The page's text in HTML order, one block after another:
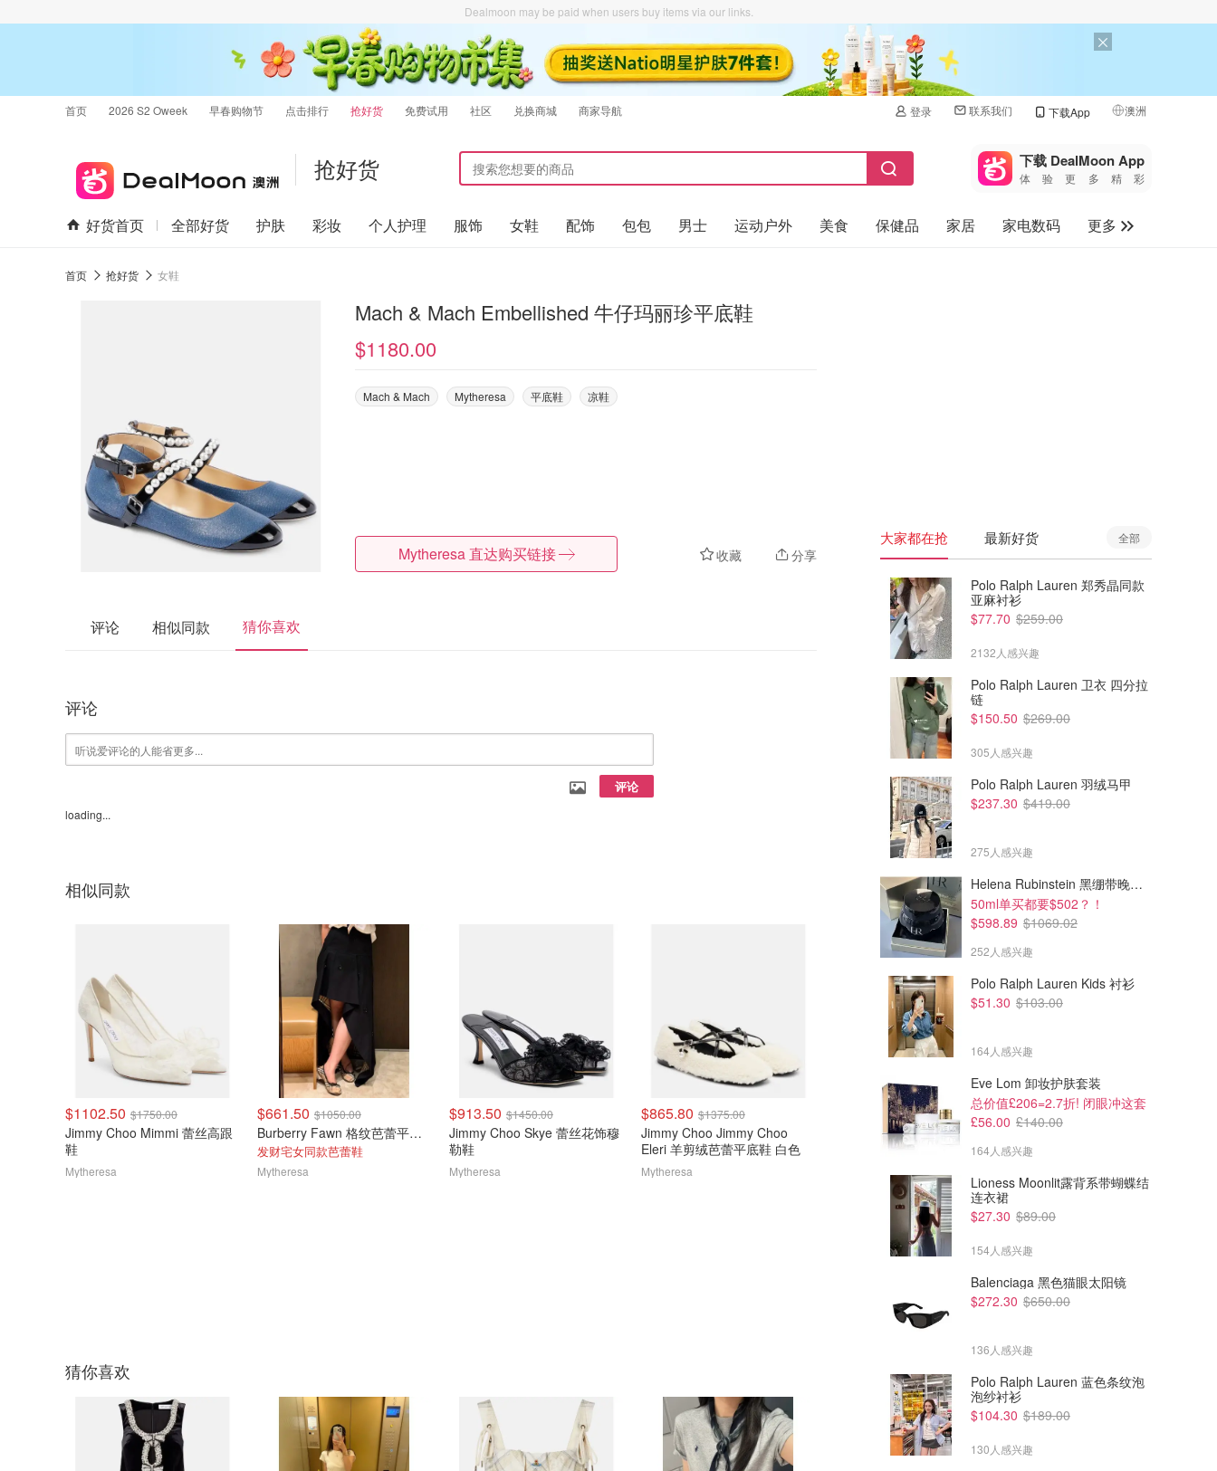
Dealmoon may be paid when users buy items via our links.
首页 2026 S2 Oweek 早春购物节 点击排行 抢好货 免费试用 社区 兑换商城 商家导航 登录 联系我们 下载App 澳洲
🇺🇸
🇨🇳 中国
🇨🇦加拿大
抢好货 下载 DealMoon App
体验更多精彩
好货首页 全部好货 护肤 彩妆 个人护理 服饰 女鞋 配饰 包包 男士 运动户外 美食 保健品 家居 家电数码
更多
首页 抢好货 女鞋
Mach & Mach Embellished 牛仔玛丽珍平底鞋
$1180.00
Mach & Mach Mytheresa 平底鞋 凉鞋
收藏 分享
Mytheresa 直达购买链接
评论 相似同款 猜你喜欢
评论
评论
loading...
相似同款
$1102.50 $1750.00
Jimmy Choo Mimmi 蕾丝高跟
鞋
Mytheresa
$661.50 $1050.00
Burberry Fawn 格纹芭蕾平底鞋
发财宅女同款芭蕾鞋
Mytheresa
$913.50 $1450.00
Jimmy Choo Skye 蕾丝花饰穆
勒鞋
Mytheresa
$865.80 $1375.00
Jimmy Choo Jimmy Choo
Eleri 羊剪绒芭蕾平底鞋 白色
Mytheresa
$545.00
Tory Burch Tory Burch Reva
Travel 皮革芭蕾平底鞋 银色
$581.00 $830.00
Max Mara Max Mara 金属色皮
革穆勒鞋
猜你喜欢
大家都在抢 最新好货 全部
Polo Ralph Lauren 郑秀晶同款
亚麻衬衫
$77.70 $259.00
2132人感兴趣
Polo Ralph Lauren 卫衣 四分拉
链
$150.50 $269.00
305人感兴趣
Polo Ralph Lauren 羽绒马甲
$237.30 $419.00
275人感兴趣
Helena Rubinstein 黑绷带晚霜 100ml
50ml单买都要$502？！
$598.89 $1069.02
252人感兴趣
Polo Ralph Lauren Kids 衬衫
$51.30 $103.00
164人感兴趣
Eve Lom 卸妆护肤套装
总价值£206=2.7折! 闭眼冲这套
£56.00 £140.00
164人感兴趣
Lioness Moonlit露背系带蝴蝶结
连衣裙
$27.30 $89.00
154人感兴趣
Balenciaga 黑色猫眼太阳镜
$272.30 $650.00
136人感兴趣
Polo Ralph Lauren 蓝色条纹泡
泡纱衬衫
$104.30 $189.00
130人感兴趣